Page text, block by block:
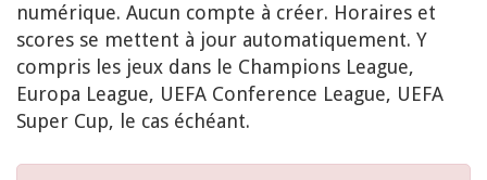
numérique. Aucun compte à créer. Horaires et
scores se mettent à jour automatiquement. Y
compris les jeux dans le Champions League,
Europa League, UEFA Conference League, UEFA
Super Cup, le cas échéant.